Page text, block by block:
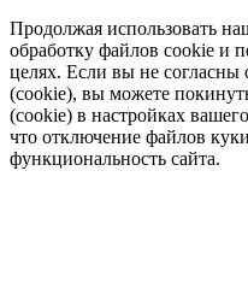
Продолжая использовать
обработку файлов cookie и
целях. Если вы не согласны
(cookie), вы можете
(cookie) в настройках
что отключение файлов
функциональность сайта.